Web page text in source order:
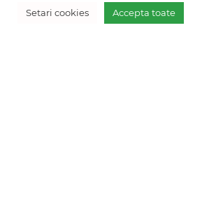
Echipa Fresh Holidays
Setari cookies Accepta toate